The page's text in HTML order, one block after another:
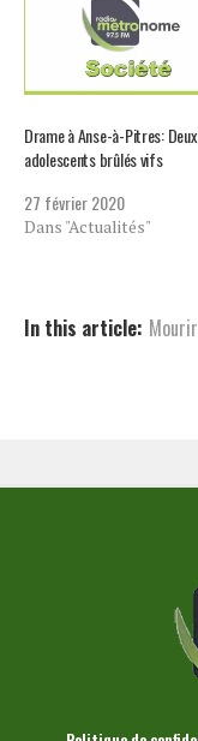
Drame à Anse-à-Pitres: Deux
adolescents brûlés vifs
27 février 2020
Dans "Actualités"
In this article: